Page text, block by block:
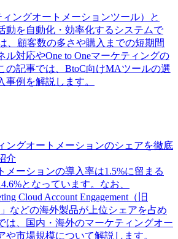
ングオートメーションツール）と
動を自動化・効率化するシステムで
、顧客数の多さや購入までの短期間
ル対応やOne to Oneマーケティングの
の記事では、BtoC向けMAツールの選
事例を解説します。
ングオートメーションのシェアを徹底
介
メーションの導入率は1.5%に留まる
となっています。なお、
Cloud Account Engagement（旧
」などの海外製品が上位シェアを占め
は、国内・海外のマーケティングオー
や市場規模について解説します。